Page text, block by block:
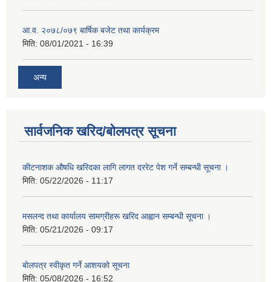
आ.व. २०७८/०७९ बार्षिक बजेट तथा कार्यक्रम
मिति: 08/01/2021 - 16:39
अन्य
सार्वजनिक खरिद/बोलपत्र सूचना
कीटनाशक औषधि खरिदका लागि लागत दररेट पेश गर्ने सम्बन्धी सूचना ।
मिति: 05/22/2026 - 11:17
मसलन्द तथा कार्यालय सामग्रीहरू खरिद आह्वान सम्बन्धी सूचना ।
मिति: 05/21/2026 - 09:17
बोलपत्र स्वीकृत गर्ने आशयको सूचना
मिति: 05/08/2026 - 16:52